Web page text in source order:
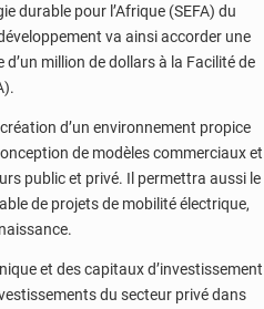
durable pour l’Afrique (SEFA) du
va ainsi accorder une
million de dollars à la Facilité de
d’un environnement propice
de modèles commerciaux et
public et privé. Il permettra aussi le
de projets de mobilité électrique,
et des capitaux d’investissement
du secteur privé dans